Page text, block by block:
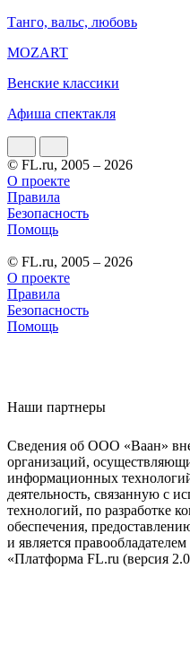
Танго, вальс, любовь
MOZART
Венские классики
Афиша спектакля
© FL.ru, 2005 – 2026
О проекте
Правила
Безопасность
Помощь
© FL.ru, 2005 – 2026
О проекте
Правила
Безопасность
Помощь
Наши партнеры
Сведения об ООО «Ваан»
организаций,
информационных
деятельность, связанную с
технологий, по разработке
обеспечения,
и является
«Платформа FL.ru (версия